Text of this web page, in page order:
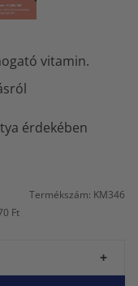
vitamin.
érdekében
Termékszám: KM346
Ft
+